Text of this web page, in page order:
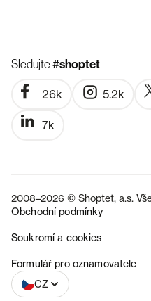
Sledujte#shoptet
26k 5.2k
7k
2008–2026 © Shoptet, a.s.
Obchodní podmínky
Soukromí a cookies
Formulář pro oznamovatele
CZ